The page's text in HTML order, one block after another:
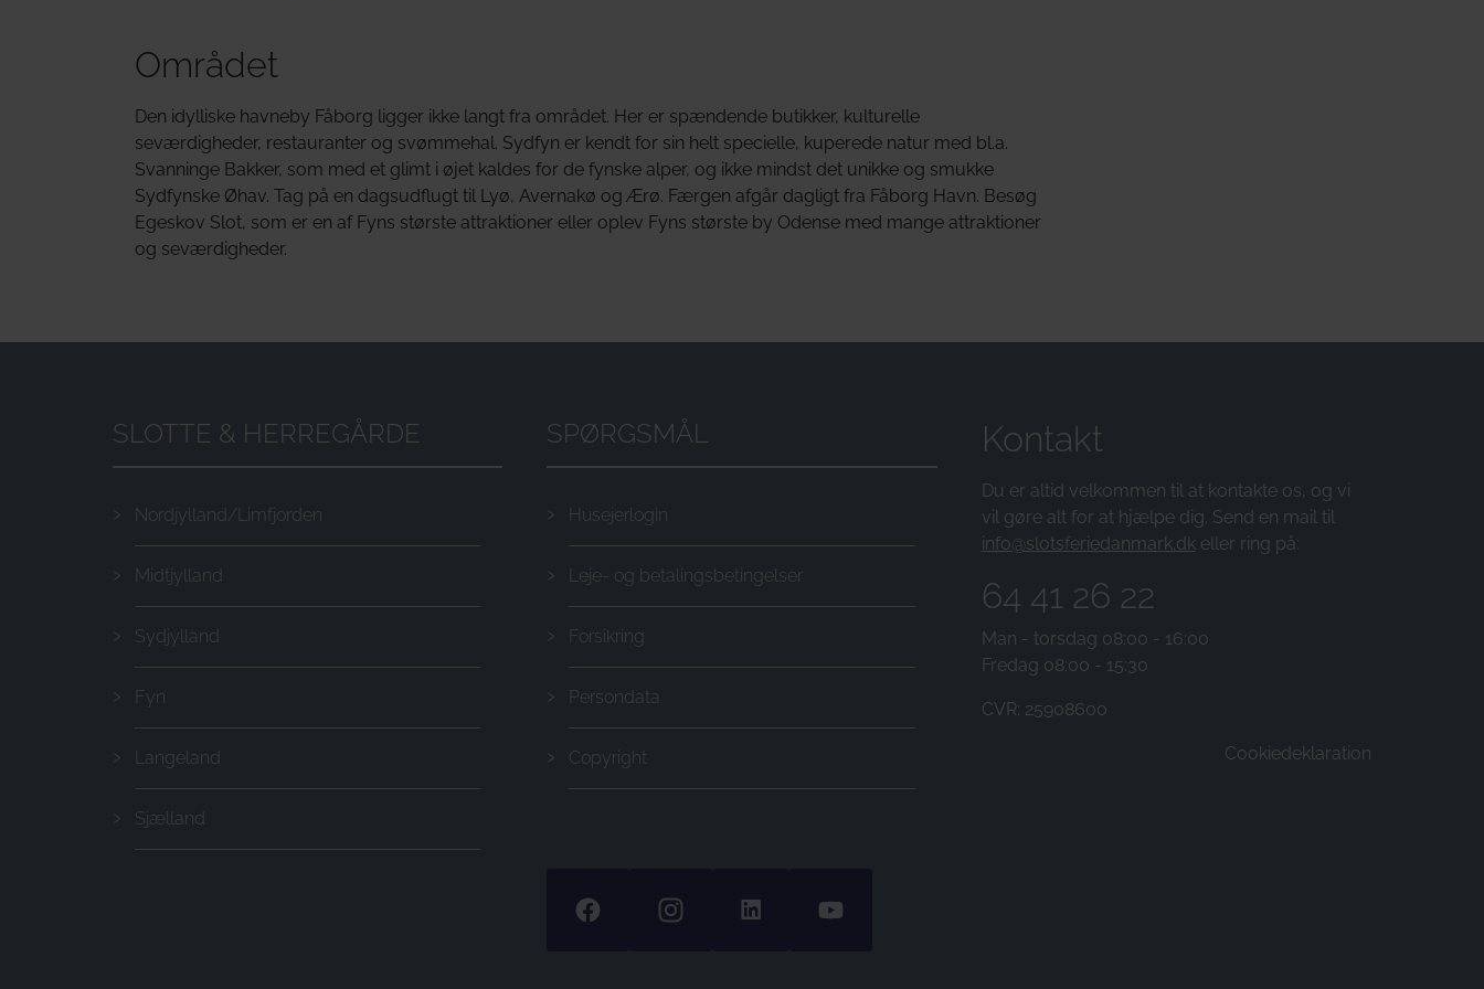
Området
Den idylliske havneby Fåborg ligger ikke langt fra området. Her er spændende butikker, kulturelle
seværdigheder, restauranter og svømmehal. Sydfyn er kendt for sin helt specielle, kuperede natur med bl.a.
Svanninge Bakker, som med et glimt i øjet kaldes for de fynske alper, og ikke mindst det unikke og smukke
Sydfynske Øhav. Tag på en dagsudflugt til Lyø, Avernakø og Ærø. Færgen afgår dagligt fra Fåborg Havn. Besøg
Egeskov Slot, som er en af Fyns største attraktioner eller oplev Fyns største by Odense med mange attraktioner
og seværdigheder.
SLOTTE & HERREGÅRDE
Nordjylland/Limfjorden
Midtjylland
Sydjylland
Fyn
Langeland
Sjælland
SPØRGSMÅL
Husejerlogin
Leje- og betalingsbetingelser
Forsikring
Persondata
Copyright
Kontakt
Du er altid velkommen til at kontakte os, og vi
vil gøre alt for at hjælpe dig. Send en mail til
info@slotsferiedanmark.dkeller ring på:
64 41 26 22
Man - torsdag 08:00 - 16:00
Fredag 08:00 - 15:30
CVR: 25908600
Cookiedeklaration